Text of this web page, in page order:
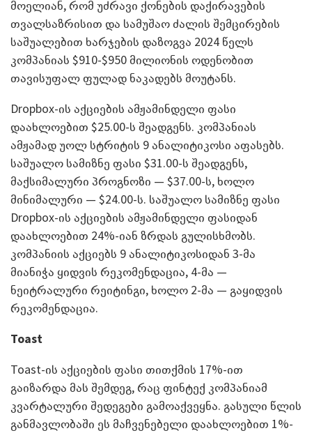
მოელიან, რომ უძრავი ქონების დაქირავების
თვალსაზრისით და სამუშაო ძალის შემცირების
საშუალებით ხარჯების დაზოგვა 2024 წელს
კომპანიას $910-$950 მილიონის ოდენობით
თავისუფალ ფულად ნაკადებს მოუტანს.
Dropbox-ის აქციების ამჟამინდელი ფასი
დაახლოებით $25.00-ს შეადგენს. კომპანიას
ამჟამად უოლ სტრიტის 9 ანალიტიკოსი აფასებს.
საშუალო სამიზნე ფასი $31.00-ს შეადგენს,
მაქსიმალური პროგნოზი — $37.00-ს, ხოლო
მინიმალური — $24.00-ს. საშუალო სამიზნე ფასი
Dropbox-ის აქციების ამჟამინდელი ფასიდან
დაახლოებით 24%-იან ზრდას გულისხმობს.
კომპანიის აქციებს 9 ანალიტიკოსიდან 3-მა
მიანიჭა ყიდვის რეკომენდაცია, 4-მა —
ნეიტრალური რეიტინგი, ხოლო 2-მა — გაყიდვის
რეკომენდაცია.
Toast
Toast-ის აქციების ფასი თითქმის 17%-ით
გაიზარდა მას შემდეგ, რაც ფინტექ კომპანიამ
კვარტალური შედეგები გამოაქვეყნა. გასული წლის
განმავლობაში ეს მაჩვენებელი დაახლოებით 1%-